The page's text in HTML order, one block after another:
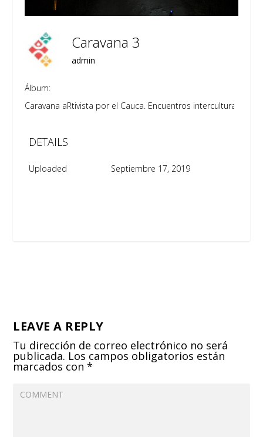
Caravana 3
admin
Álbum:
Caravana aRtivista por el Cauca. Encuentros interculturales
DETAILS
Uploaded Septiembre 17, 2019
LEAVE A REPLY
Tu dirección de correo electrónico no será
publicada. Los campos obligatorios están
marcados con*